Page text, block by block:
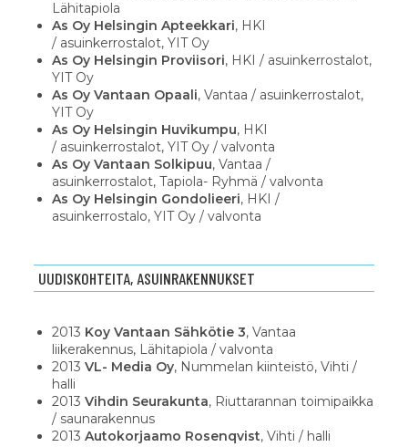
Lähitapiola
As Oy Helsingin Apteekkari, HKI
/ asuinkerrostalot, YIT Oy
As Oy Helsingin Proviisori, HKI / asuinkerrostalot,
YIT Oy
As Oy Vantaan Opaali, Vantaa / asuinkerrostalot,
YIT Oy
As Oy Helsingin Huvikumpu, HKI
/ asuinkerrostalot, YIT Oy / valvonta
As Oy Vantaan Solkipuu, Vantaa /
asuinkerrostalot, Tapiola- Ryhmä / valvonta
As Oy Helsingin Gondolieeri, HKI /
asuinkerrostalo, YIT Oy / valvonta
UUDISKOHTEITA, ASUINRAKENNUKSET
2013 Koy Vantaan Sähkötie 3, Vantaa
liikerakennus, Lähitapiola / valvonta
2013 VL- Media Oy, Nummelan kiinteistö, Vihti /
halli
2013 Vihdin Seurakunta, Riuttarannan toimipaikka
/ saunarakennus
2013Autokorjaamo Rosenqvist, Vihti / halli